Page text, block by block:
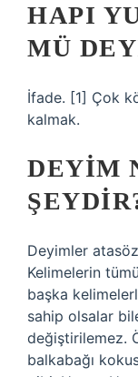
HAPI
MÜ
İfade. [1] Çok
kalmak.
DEYIM
Deyimler
Kelimelerin
başka
sahip olsalar
değiştirilemez.
balkabağı